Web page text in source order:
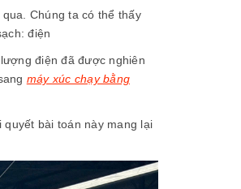
Chúng ta có thể thấy
điện
điện đã được nghiên
máy xúc chạy bằng
bài toán này mang lại